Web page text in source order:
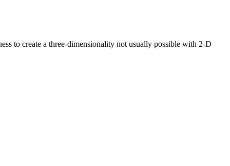
to create a three-dimensionality not usually possible with 2-D